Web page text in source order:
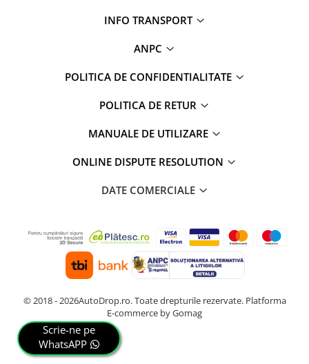
INFO TRANSPORT
ANPC
POLITICA DE CONFIDENTIALITATE
POLITICA DE RETUR
MANUALE DE UTILIZARE
ONLINE DISPUTE RESOLUTION
DATE COMERCIALE
© 2018 - 2026AutoDrop.ro. Toate drepturile rezervate. Platforma
E-commerce by Gomag
Scrie-ne pe
WhatsAPP